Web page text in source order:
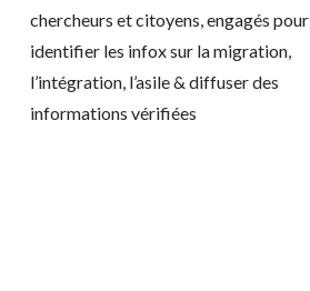
chercheurs et citoyens, engagés pour
identifier les infox sur la migration,
l’intégration, l’asile & diffuser des
informations vérifiées